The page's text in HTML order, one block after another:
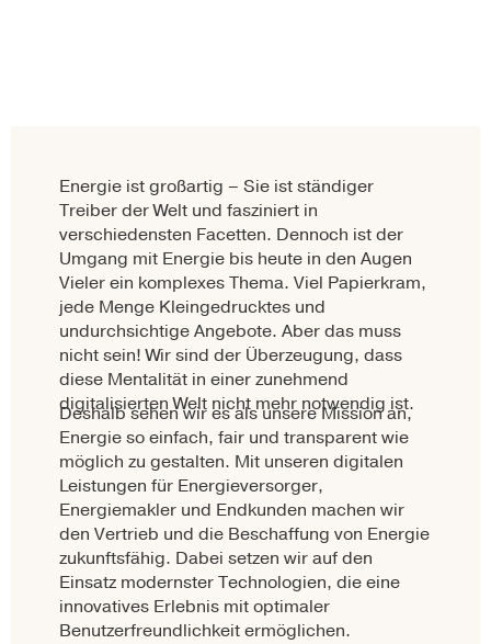
Energie ist großartig – Sie ist ständiger
Treiber der Welt und fasziniert in
verschiedensten Facetten. Dennoch ist der
Umgang mit Energie bis heute in den Augen
Vieler ein komplexes Thema. Viel Papierkram,
jede Menge Kleingedrucktes und
undurchsichtige Angebote. Aber das muss
nicht sein! Wir sind der Überzeugung, dass
diese Mentalität in einer zunehmend
digitalisierten Welt nicht mehr notwendig ist.
Deshalb sehen wir es als unsere Mission an,
Energie so einfach, fair und transparent wie
möglich zu gestalten. Mit unseren digitalen
Leistungen für Energieversorger,
Energiemakler und Endkunden machen wir
den Vertrieb und die Beschaffung von Energie
zukunftsfähig. Dabei setzen wir auf den
Einsatz modernster Technologien, die eine
innovatives Erlebnis mit optimaler
Benutzerfreundlichkeit ermöglichen.